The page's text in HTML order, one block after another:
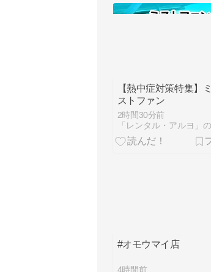
【熱中症対策特集】ミ
ストファン
2時間30分前
「レンタル・アルヨ」
#オモウマイ店
4時間前